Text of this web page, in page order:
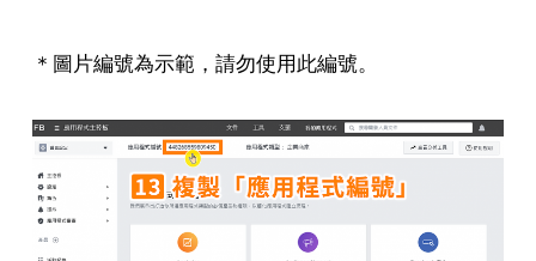
＊圖片編號為示範，請勿使用此編號。